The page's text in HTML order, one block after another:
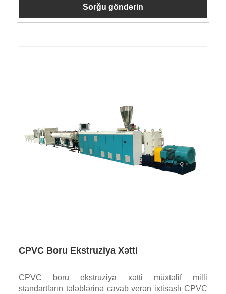
Sorğu göndərin
CPVC Boru Ekstruziya Xətti
CPVC boru ekstruziya xətti müxtəlif milli
standartların tələblərinə cavab verən ixtisaslı CPVC